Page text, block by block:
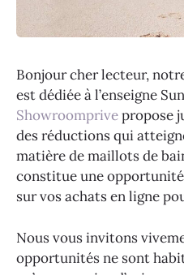
Bonjour cher lecteur,
est dédiée à l’enseigne
Showroomprivepropose
des réductions qui
matière de maillots de
constitue une
sur vos achats en ligne
Nous vous invitons
opportunités ne sont